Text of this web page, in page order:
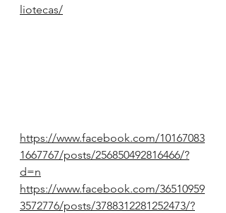
liotecas/
https://www.facebook.com/10167083
1667767/posts/256850492816466/?
d=n
https://www.facebook.com/36510959
3572776/posts/3788312281252473/?